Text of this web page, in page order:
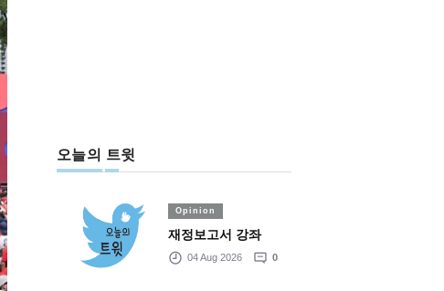
오늘의 트윗
Opinion
재정보고서 강좌
04 Aug 2026 0